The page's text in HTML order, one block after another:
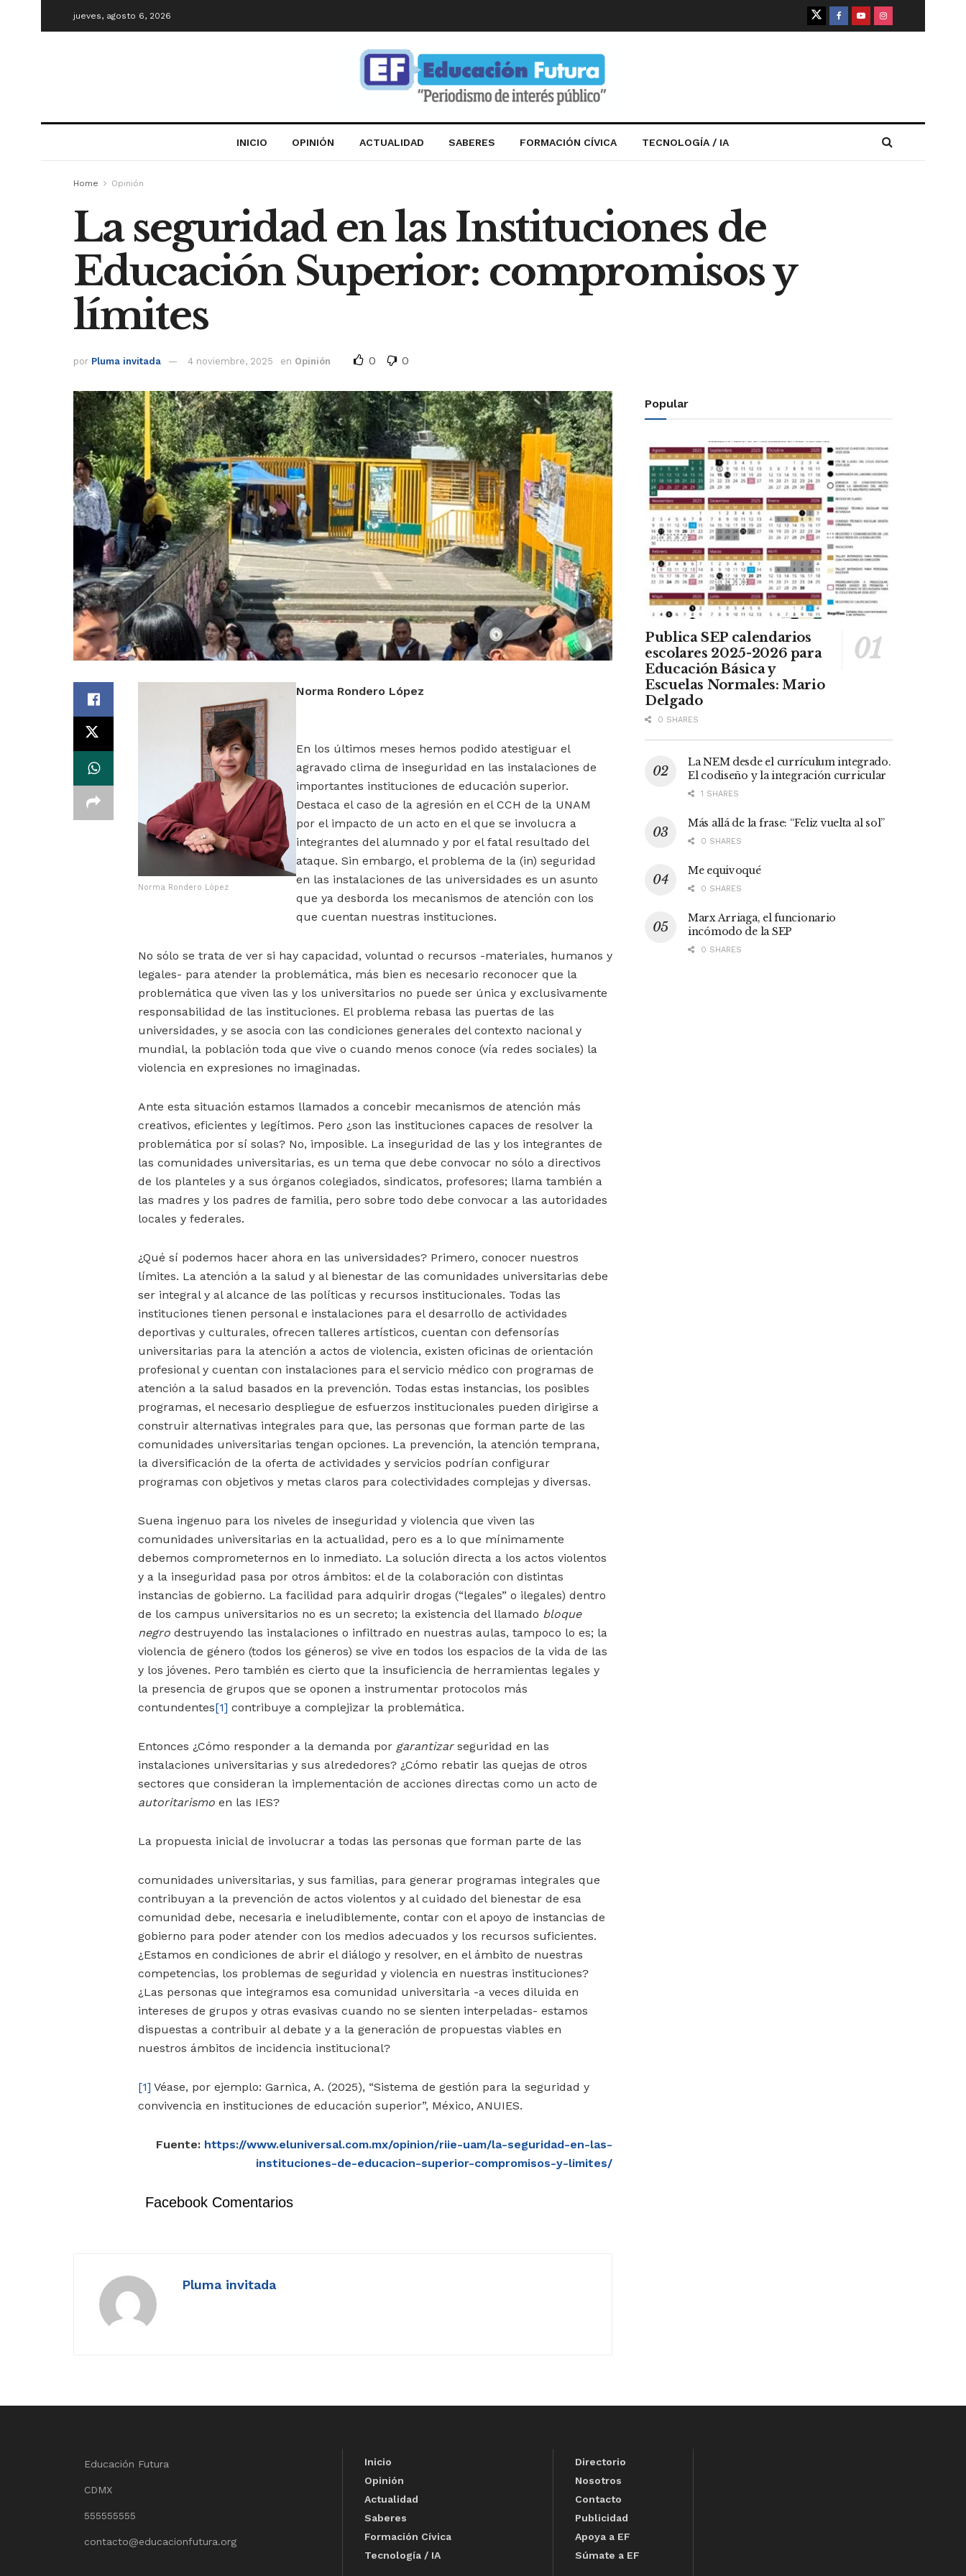
jueves, agosto 6, 2026
INICIO OPINIÓN ACTUALIDAD SABERES FORMACIÓN CÍVICA TECNOLOGÍA / IA
Home Opinión
La seguridad en las Instituciones de
Educación Superior: compromisos y
límites
por Pluma invitada 4 noviembre, 2025 en Opinión 0 0
Norma Rondero López
Norma Rondero López
En los últimos meses hemos podido atestiguar el
agravado clima de inseguridad en las instalaciones de
importantes instituciones de educación superior.
Destaca el caso de la agresión en el CCH de la UNAM
por el impacto de un acto en el que se involucra a
integrantes del alumnado y por el fatal resultado del
ataque. Sin embargo, el problema de la (in) seguridad
en las instalaciones de las universidades es un asunto
que ya desborda los mecanismos de atención con los
que cuentan nuestras instituciones.
No sólo se trata de ver si hay capacidad, voluntad o recursos -materiales, humanos y
legales- para atender la problemática, más bien es necesario reconocer que la
problemática que viven las y los universitarios no puede ser única y exclusivamente
responsabilidad de las instituciones. El problema rebasa las puertas de las
universidades, y se asocia con las condiciones generales del contexto nacional y
mundial, la población toda que vive o cuando menos conoce (vía redes sociales) la
violencia en expresiones no imaginadas.
Ante esta situación estamos llamados a concebir mecanismos de atención más
creativos, eficientes y legítimos. Pero ¿son las instituciones capaces de resolver la
problemática por sí solas? No, imposible. La inseguridad de las y los integrantes de
las comunidades universitarias, es un tema que debe convocar no sólo a directivos
de los planteles y a sus órganos colegiados, sindicatos, profesores; llama también a
las madres y los padres de familia, pero sobre todo debe convocar a las autoridades
locales y federales.
¿Qué sí podemos hacer ahora en las universidades? Primero, conocer nuestros
límites. La atención a la salud y al bienestar de las comunidades universitarias debe
ser integral y al alcance de las políticas y recursos institucionales. Todas las
instituciones tienen personal e instalaciones para el desarrollo de actividades
deportivas y culturales, ofrecen talleres artísticos, cuentan con defensorías
universitarias para la atención a actos de violencia, existen oficinas de orientación
profesional y cuentan con instalaciones para el servicio médico con programas de
atención a la salud basados en la prevención. Todas estas instancias, los posibles
programas, el necesario despliegue de esfuerzos institucionales pueden dirigirse a
construir alternativas integrales para que, las personas que forman parte de las
comunidades universitarias tengan opciones. La prevención, la atención temprana,
la diversificación de la oferta de actividades y servicios podrían configurar
programas con objetivos y metas claros para colectividades complejas y diversas.
Suena ingenuo para los niveles de inseguridad y violencia que viven las
comunidades universitarias en la actualidad, pero es a lo que mínimamente
debemos comprometernos en lo inmediato. La solución directa a los actos violentos
y a la inseguridad pasa por otros ámbitos: el de la colaboración con distintas
instancias de gobierno. La facilidad para adquirir drogas (“legales” o ilegales) dentro
de los campus universitarios no es un secreto; la existencia del llamado bloque
negro destruyendo las instalaciones o infiltrado en nuestras aulas, tampoco lo es; la
violencia de género (todos los géneros) se vive en todos los espacios de la vida de las
y los jóvenes. Pero también es cierto que la insuficiencia de herramientas legales y
la presencia de grupos que se oponen a instrumentar protocolos más
contundentes[1] contribuye a complejizar la problemática.
Entonces ¿Cómo responder a la demanda por garantizar seguridad en las
instalaciones universitarias y sus alrededores? ¿Cómo rebatir las quejas de otros
sectores que consideran la implementación de acciones directas como un acto de
autoritarismo en las IES?
La propuesta inicial de involucrar a todas las personas que forman parte de las
comunidades universitarias, y sus familias, para generar programas integrales que
contribuyan a la prevención de actos violentos y al cuidado del bienestar de esa
comunidad debe, necesaria e ineludiblemente, contar con el apoyo de instancias de
gobierno para poder atender con los medios adecuados y los recursos suficientes.
¿Estamos en condiciones de abrir el diálogo y resolver, en el ámbito de nuestras
competencias, los problemas de seguridad y violencia en nuestras instituciones?
¿Las personas que integramos esa comunidad universitaria -a veces diluida en
intereses de grupos y otras evasivas cuando no se sienten interpeladas- estamos
dispuestas a contribuir al debate y a la generación de propuestas viables en
nuestros ámbitos de incidencia institucional?
[1] Véase, por ejemplo: Garnica, A. (2025), “Sistema de gestión para la seguridad y
convivencia en instituciones de educación superior”, México, ANUIES.
Fuente: https://www.eluniversal.com.mx/opinion/riie-uam/la-seguridad-en-las-
instituciones-de-educacion-superior-compromisos-y-limites/
Facebook Comentarios
Pluma invitada
Popular
Publica SEP calendarios
escolares 2025-2026 para
Educación Básica y
Escuelas Normales: Mario
Delgado
0 SHARES
La NEM desde el currículum integrado.
El codiseño y la integración curricular
1 SHARES
Más allá de la frase: “Feliz vuelta al sol”
0 SHARES
Me equivoqué
0 SHARES
Marx Arriaga, el funcionario
incómodo de la SEP
0 SHARES
Educación Futura
CDMX
555555555
contacto@educacionfutura.org
Inicio
Opinión
Actualidad
Saberes
Formación Cívica
Tecnología / IA
Directorio
Nosotros
Contacto
Publicidad
Apoya a EF
Súmate a EF